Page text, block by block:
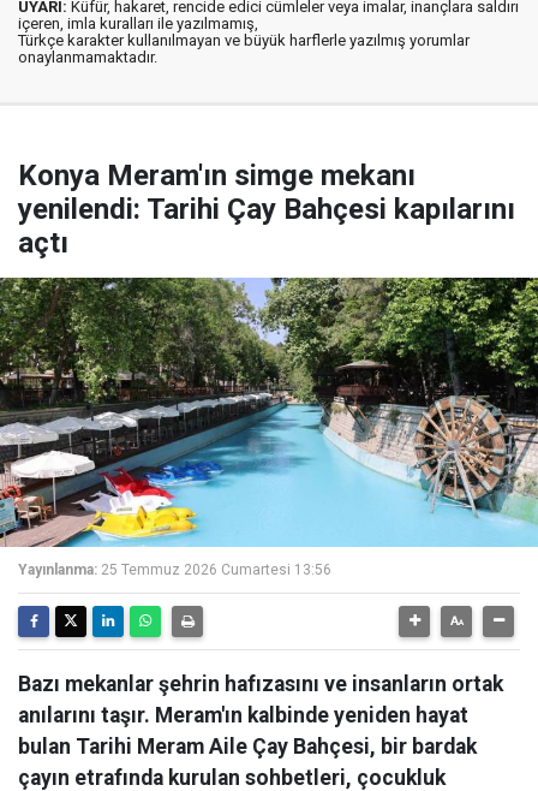
UYARI: Küfür, hakaret, rencide edici cümleler veya imalar, inançlara saldırı
içeren, imla kuralları ile yazılmamış,
Türkçe karakter kullanılmayan ve büyük harflerle yazılmış yorumlar
onaylanmamaktadır.
Konya Meram'ın simge mekanı
yenilendi: Tarihi Çay Bahçesi kapılarını
açtı
Yayınlanma: 25 Temmuz 2026 Cumartesi 13:56
Bazı mekanlar şehrin hafızasını ve insanların ortak
anılarını taşır. Meram'ın kalbinde yeniden hayat
bulan Tarihi Meram Aile Çay Bahçesi, bir bardak
çayın etrafında kurulan sohbetleri, çocukluk